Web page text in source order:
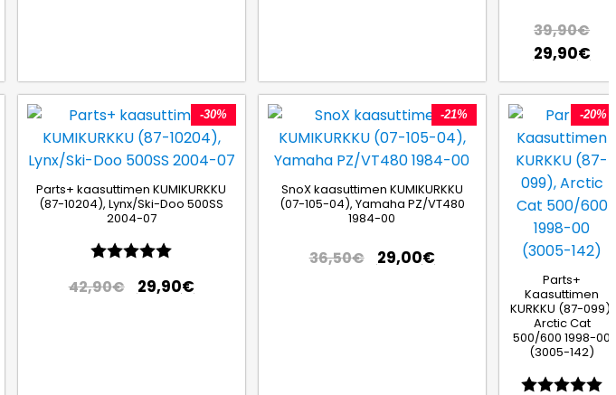
39,90€
29,90€
-30%
Parts+ kaasuttimen KUMIKURKKU
(87-10204), Lynx/Ski-Doo 500SS
2004-07
Arvio:
42,90€ 29,90€
-21%
SnoX kaasuttimen KUMIKURKKU
(07-105-04), Yamaha PZ/VT480
1984-00
36,50€ 29,00€
-20%
Parts+
Kaasuttimen
KURKKU (87-099),
Arctic Cat
500/600 1998-00
(3005-142)
Arvio: